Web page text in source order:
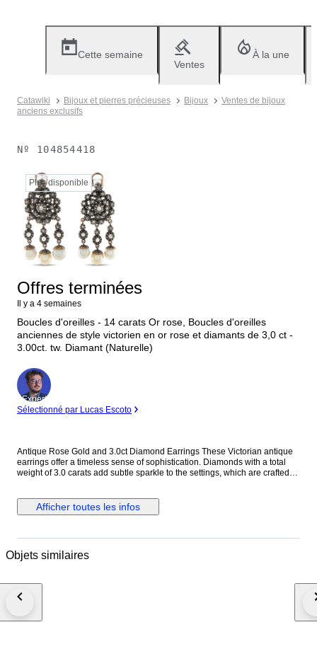
Cette semaine
Ventes
À la une
Catawiki Bijoux et pierres précieuses Bijoux
Ventes de bijoux
anciens exclusifs
Nº 104854418
Plus disponible
Offres terminées
Il y a 4 semaines
Boucles d'oreilles - 14 carats Or rose, Boucles d'oreilles
anciennes de style victorien en or rose et diamants de 3,0 ct -
3.00ct. tw. Diamant (Naturelle)
Expert
Sélectionné par Lucas Escoto
Antique Rose Gold and 3.0ct Diamond Earrings These Victorian antique
earrings offer a timeless sense of sophistication. Diamonds with a total
weight of 3.0 carats add subtle sparkle to the settings, which are crafted
wide. METAL & STONES Metal 14K Rose Gold Stones Diamond Diamond
Carat 3.00 Stamp 585 TYPE & SIZE Earring Type Dangle Earring Closure
Condition Excellent This jewelry piece is offered in estate condition
insured. Boucles d'oreilles victoriennes anciennes en or rose 14 carats et
Diamanten und Perlen
Afficher toutes les infos
Objets similaires